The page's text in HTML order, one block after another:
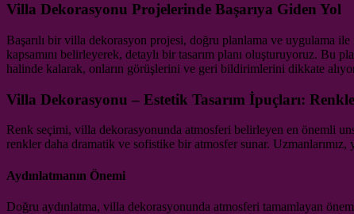
Villa Dekorasyonu Projelerinde Başarıya Giden Yol
Başarılı bir villa dekorasyon projesi, doğru planlama ve uygulama
kapsamını belirleyerek, detaylı bir tasarım planı oluşturuyoruz. Bu
halinde kalarak, onların görüşlerini ve geri bildirimlerini dikkate
Villa Dekorasyonu – Estetik Tasarım İpuçları:
Renk seçimi, villa dekorasyonunda atmosferi belirleyen en önemli
renkler daha dramatik ve sofistike bir atmosfer sunar.
Aydınlatmanın Önemi
Doğru aydınlatma, villa dekorasyonunda atmosferi tamamlayan